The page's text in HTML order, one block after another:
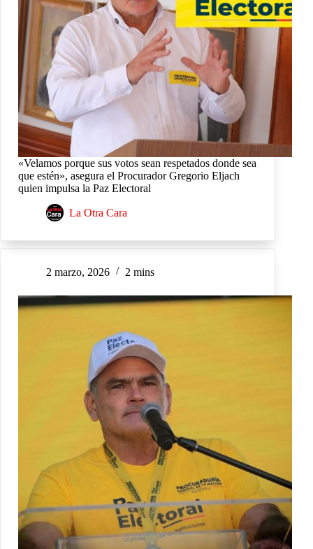
«Velamos porque sus votos sean respetados donde sea
que estén», asegura el Procurador Gregorio Eljach
quien impulsa la Paz Electoral
La Otra Cara
2 marzo, 2026 2 mins